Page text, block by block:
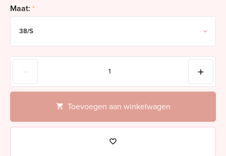
Maat: *
Toevoegen aan winkelwagen